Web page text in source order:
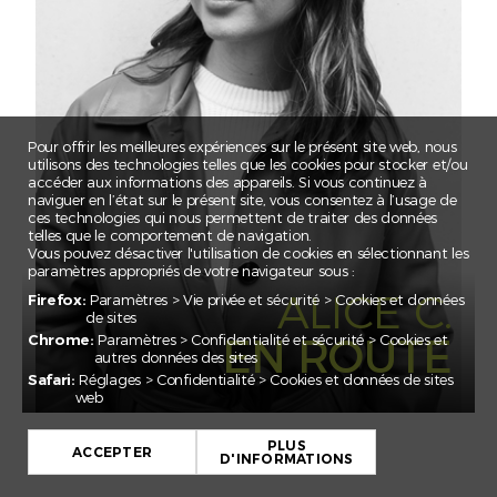
EBNOMER
ELSA
EMILE
ESMA
FEDERICO
FLORIAN
GADA
IRINA
JAN EMANUEL
JULIAN
JULIEN
JULIETTE
KARIM
ALICE C.
EN ROUTE
Pour offrir les meilleures expériences sur le présent site web, nous
utilisons des technologies telles que les cookies pour stocker et/ou
accéder aux informations des appareils. Si vous continuez à
naviguer en l’état sur le présent site, vous consentez à l’usage de
ces technologies qui nous permettent de traiter des données
telles que le comportement de navigation.
Vous pouvez désactiver l'utilisation de cookies en sélectionnant les
paramètres appropriés de votre navigateur sous :
Firefox: Paramètres > Vie privée et sécurité > Cookies et données
de sites
Chrome: Paramètres > Confidentialité et sécurité > Cookies et
autres données des sites
Safari: Réglages > Confidentialité > Cookies et données de sites
web
ACCEPTER PLUS
D'INFORMATIONS